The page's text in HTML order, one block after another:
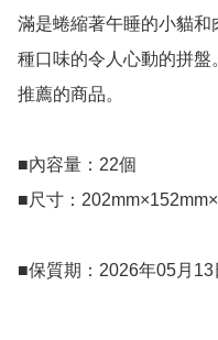
滿是蜷縮著午睡的小貓
種口味的令人心動的拼
推薦的商品。
■內容量：22個
■尺寸：
■保質期：2026年05月13